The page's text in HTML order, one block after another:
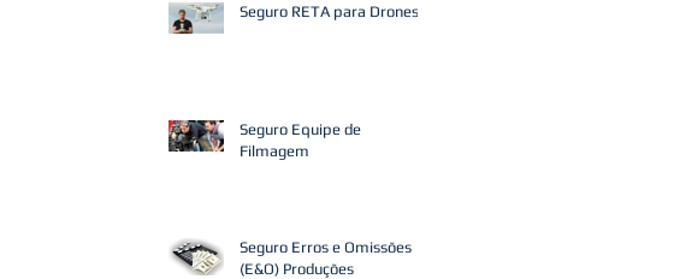
Seguro RETA para Drones
Seguro Equipe de
Filmagem
Seguro Erros e Omissões
(E&O) Produções